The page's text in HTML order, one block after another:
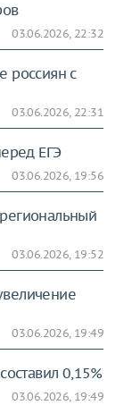
03.06.2026, 22:32
россиян с
03.06.2026, 22:31
ЕГЭ
03.06.2026, 19:56
03.06.2026, 19:52
03.06.2026, 19:49
0,15%
03.06.2026, 19:49